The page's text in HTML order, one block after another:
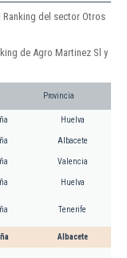
del sector Otros
de Agro Martinez Sl y
Provincia
Huelva
Albacete
Valencia
Huelva
Tenerife
Albacete